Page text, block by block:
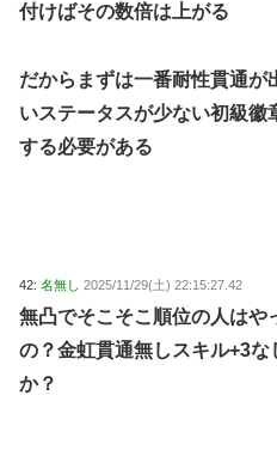
付けばその数倍は上がる
だからまずは一番耐性貫通
いステータスが少ない初級徽
する必要がある
42: 名無し 2025/11/29(土) 22:15:27.42
無凸でそこそこ順位の人はや
の？金虹貫通無しスキル+3
か？